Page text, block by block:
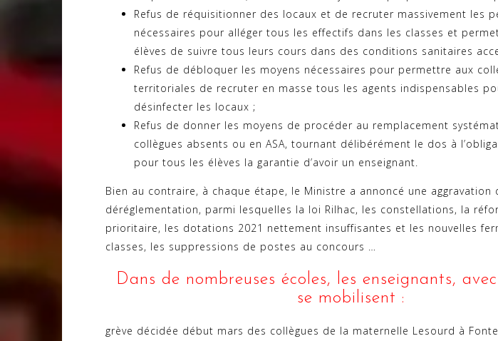
Refus de réquisitionner des locaux et de recruter massivement les
nécessaires pour alléger tous les effectifs dans les classes et
élèves de suivre tous leurs cours dans des conditions sanitaires
Refus de débloquer les moyens nécessaires pour permettre aux
territoriales de recruter en masse tous les agents indispensables
désinfecter les locaux ;
Refus de donner les moyens de procéder au remplacement
collègues absents ou en ASA, tournant délibérément le dos à
pour tous les élèves la garantie d’avoir un enseignant.
Bien au contraire, à chaque étape, le Ministre a annoncé une aggravation
déréglementation, parmi lesquelles la loi Rilhac, les constellations, la
prioritaire, les dotations 2021 nettement insuffisantes et les nouvelles
classes, les suppressions de postes au concours …
Dans de nombreuses écoles, les enseignants,
se mobilisent :
grève décidée début mars des collègues de la maternelle Lesourd à